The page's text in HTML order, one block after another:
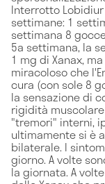
Interrotto
settimane: 1
settimana 8
5a settimana, la
1 mg di Xanax,
miracoloso che
cura (con sole 8
la sensazione di
rigidità
"tremori" interni,
ultimamente si è
bilaterale. I
giorno. A volte
la giornata. A